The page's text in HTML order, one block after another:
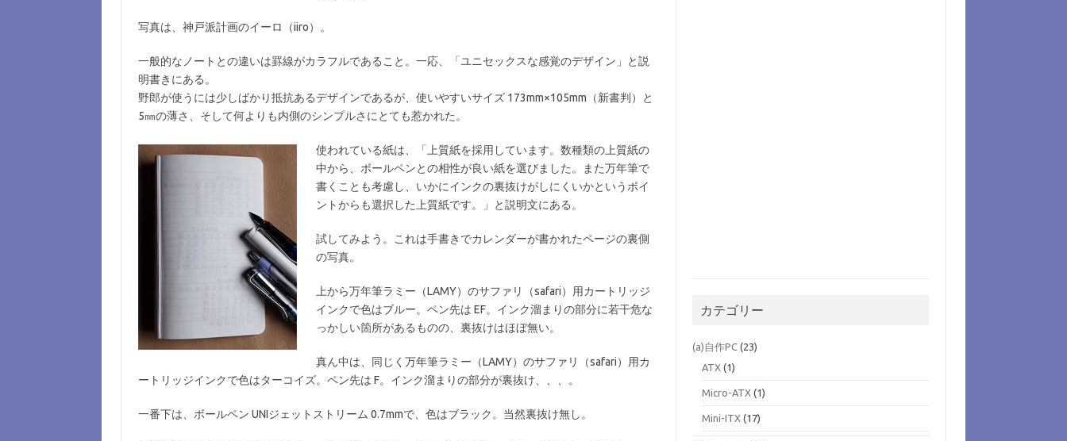
写真は、神戸派計画のイーロ（iiro）。
一般的なノートとの違いは罫線がカラフルであること。一応、「ユニセックスな感覚のデザイン」と説
明書きにある。
野郎が使うには少しばかり抵抗あるデザインであるが、使いやすいサイズ 173mm×105mm（新書判）と
5㎜の薄さ、そして何よりも内側のシンプルさにとても惹かれた。
使われている紙は、「上質紙を採用しています。数種類の上質紙の
中から、ボールペンとの相性が良い紙を選びました。また万年筆で
書くことも考慮し、いかにインクの裏抜けがしにくいかというポイ
ントからも選択した上質紙です。」と説明文にある。
試してみよう。これは手書きでカレンダーが書かれたページの裏側
の写真。
上から万年筆ラミー（LAMY）のサファリ（safari）用カートリッジ
インクで色はブルー。ペン先は EF。インク溜まりの部分に若干危な
っかしい箇所があるものの、裏抜けはほぼ無い。
真ん中は、同じく万年筆ラミー（LAMY）のサファリ（safari）用カ
ートリッジインクで色はターコイズ。ペン先は F。インク溜まりの部分が裏抜け、、、。
一番下は、ボールペン UNIジェットストリーム 0.7mmで、色はブラック。当然裏抜け無し。
カテゴリー
(a)自作PC (23)
ATX (1)
Micro-ATX (1)
Mini-ITX (17)